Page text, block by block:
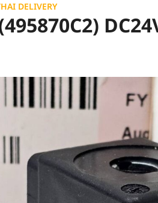
Cast Iron (เหล็กหล่อ)
DELIVERY